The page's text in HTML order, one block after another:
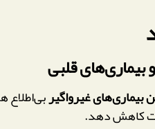
قلبی
غیرواگیربی‌اطلاع
کاهش دهد.